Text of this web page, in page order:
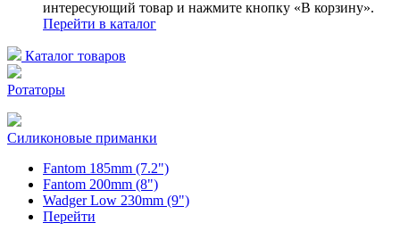
интересующий товар и нажмите кнопку «В корзину».
Перейти в каталог
Каталог товаров
Ротаторы
Силиконовые приманки
Fantom 185mm (7.2")
Fantom 200mm (8")
Wadger Low 230mm (9")
Перейти